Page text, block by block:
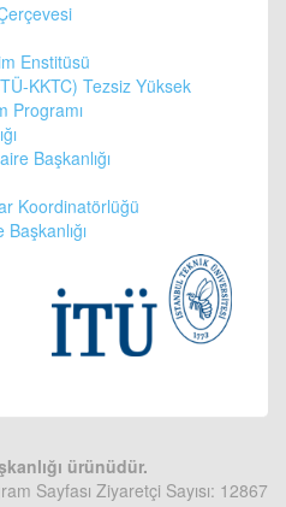
Enstitüsü
KKTC) Tezsiz Yüksek
Programı
Başkanlığı
Koordinatörlüğü
ürünüdür.
Sayfası Ziyaretçi Sayısı: 12867